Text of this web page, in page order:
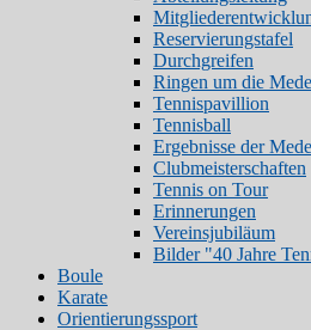
Reservierungstafel
Durchgreifen
Ringen um die
Tennispavillion
Tennisball
Ergebnisse der
Clubmeisterschaften
Tennis on Tour
Erinnerungen
Vereinsjubiläum
Bilder "40 Jahre
Boule
Karate
Orientierungssport